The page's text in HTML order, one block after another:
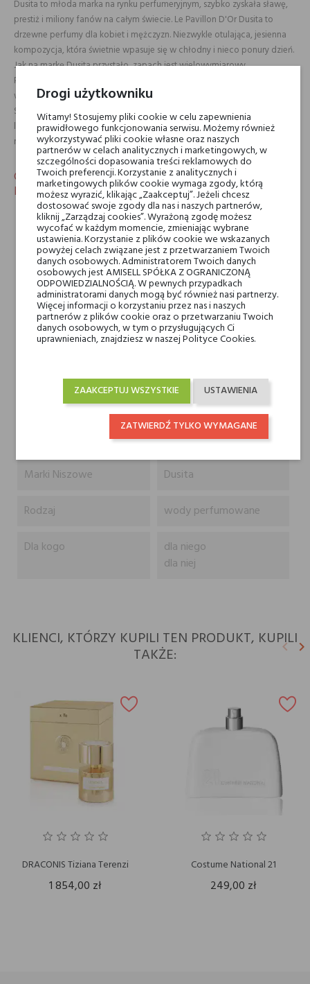
Dusita to młoda marka na rynku perfumeryjnym, szybko zyskała sławę,
prestiż i miliony fanów na całym świecie. Le Pavillon D'Or Dusita to
drzewne perfumy dla kobiet i mężczyzn. Niezwykle otulająca, jesienna
kompozycja, która świetnie wpasuje się w chłodny i nieco ponury dzień.
Jak na markę Dusita przystało, zapach jest wielowymiarowy.
Początkowo uderza nas świeży aromat mięty, który szybko zamienia się
w pudrową woń. Irysowa chmura łączy się z kremową nutą liści figi.
Spokój zakłóca lepki zapach żywic, który nadaje perfumom zielonego,
leśnego tła. Baza Le Pavillon D'Or to przyjemna, drzewna smuga, która
na skórze tworzy ciepłą, zamszową aurę.
Charakterystyka drzewnej wody perfumowanej Dusita
Le Pavillon D'Or
Le Pavillon D'Or Dusita dla kobiet i mężczyzn.
Drzewne perfumy o wysokiej trwałości.
Kompozycja wykonana z najwyższej jakości składników.
Wspaniały zapach na jesień.
Duża projekcja i niesamowita trwałość.
Nuty głowy
Korzeń irysa, Mięta i
Wiciokrzew
Heliotrop
Dąb i Australijskie
drzewo sandałowe
Marki Niszowe
Dusita
Rodzaj
wody perfumowane
Dla kogo
dla niego
dla niej
KLIENCI, KTÓRZY KUPILI TEN PRODUKT, KUPILI
TAKŻE: keyboard_arrow_leftkeyboard_arrow_right
DRACONIS Tiziana Terenzi
1 854,00 zł
Costume National 21
249,00 zł
Drogi użytkowniku
Witamy! Stosujemy pliki cookie w celu zapewnienia
prawidłowego funkcjonowania serwisu. Możemy również
wykorzystywać pliki cookie własne oraz naszych
partnerów w celach analitycznych i marketingowych, w
szczególności dopasowania treści reklamowych do
Twoich preferencji. Korzystanie z analitycznych i
marketingowych plików cookie wymaga zgody, którą
możesz wyrazić, klikając „Zaakceptuj”. Jeżeli chcesz
dostosować swoje zgody dla nas i naszych partnerów,
kliknij „Zarządzaj cookies”. Wyrażoną zgodę możesz
wycofać w każdym momencie, zmieniając wybrane
ustawienia. Korzystanie z plików cookie we wskazanych
powyżej celach związane jest z przetwarzaniem Twoich
danych osobowych. Administratorem Twoich danych
osobowych jest AMISELL SPÓŁKA Z OGRANICZONĄ
ODPOWIEDZIALNOŚCIĄ. W pewnych przypadkach
administratorami danych mogą być również nasi partnerzy.
Więcej informacji o korzystaniu przez nas i naszych
partnerów z plików cookie oraz o przetwarzaniu Twoich
danych osobowych, w tym o przysługujących Ci
uprawnieniach, znajdziesz w naszej Polityce Cookies.
USTAWIENIA
ZAAKCEPTUJ WSZYSTKIE
ZATWIERDŹ TYLKO WYMAGANE